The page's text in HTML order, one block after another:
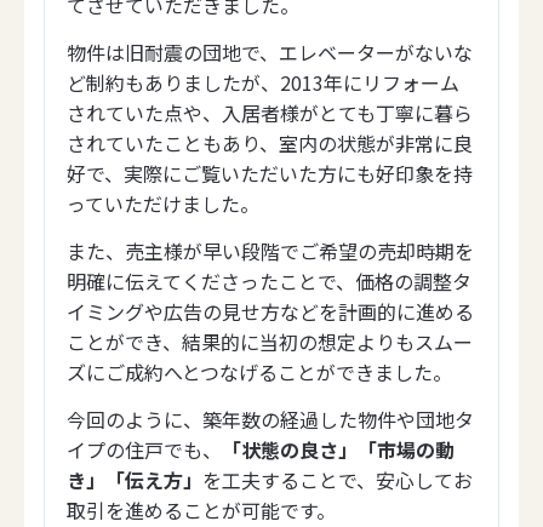
物件は旧耐震の団地で、エレベーターがないな
ど制約もありましたが、2013年にリフォーム
されていた点や、入居者様がとても丁寧に暮ら
されていたこともあり、室内の状態が非常に良
好で、実際にご覧いただいた方にも好印象を持
っていただけました。
また、売主様が早い段階でご希望の売却時期を
明確に伝えてくださったことで、価格の調整タ
イミングや広告の見せ方などを計画的に進める
ことができ、結果的に当初の想定よりもスムー
ズにご成約へとつなげることができました。
今回のように、築年数の経過した物件や団地タ
イプの住戸でも、
「状態の良さ」「市場の動
き」「伝え方」 を工夫することで、安心してお
取引を進めることが可能です。